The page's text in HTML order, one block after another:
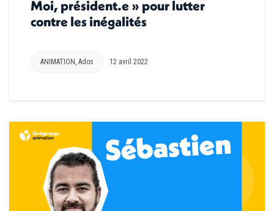
Moi, président.e » pour lutter
contre les inégalités
ANIMATION Ados 12 avril 2022